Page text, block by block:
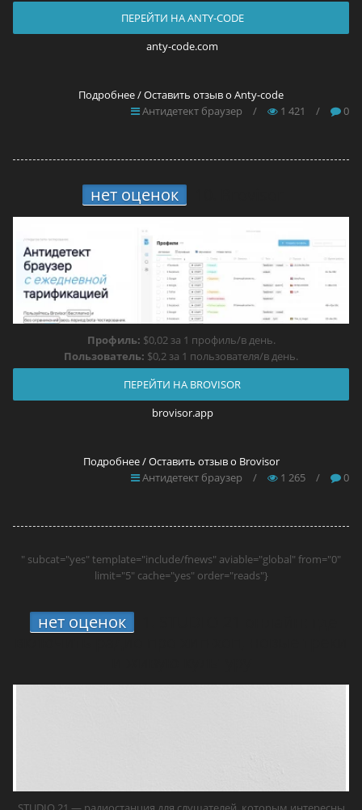
ПЕРЕЙТИ НА ANTY-CODE
anty-code.com
Подробнее / Оставить отзыв о Anty-code
Антидетект браузер
/ 1 421 / 0
нет оценок
Профиль: $0,02 за 1 профиль/в день.
Пользователь: $0,2 за 1 пользователя/в день.
ПЕРЕЙТИ НА BROVISOR
brovisor.app
Подробнее / Оставить отзыв о Brovisor
Антидетект браузер
/ 1 265 / 0
" subcat="yes" template="include/fnews" aviable="global" from="0"
limit="5" cache="yes" order="reads"}
нет оценок